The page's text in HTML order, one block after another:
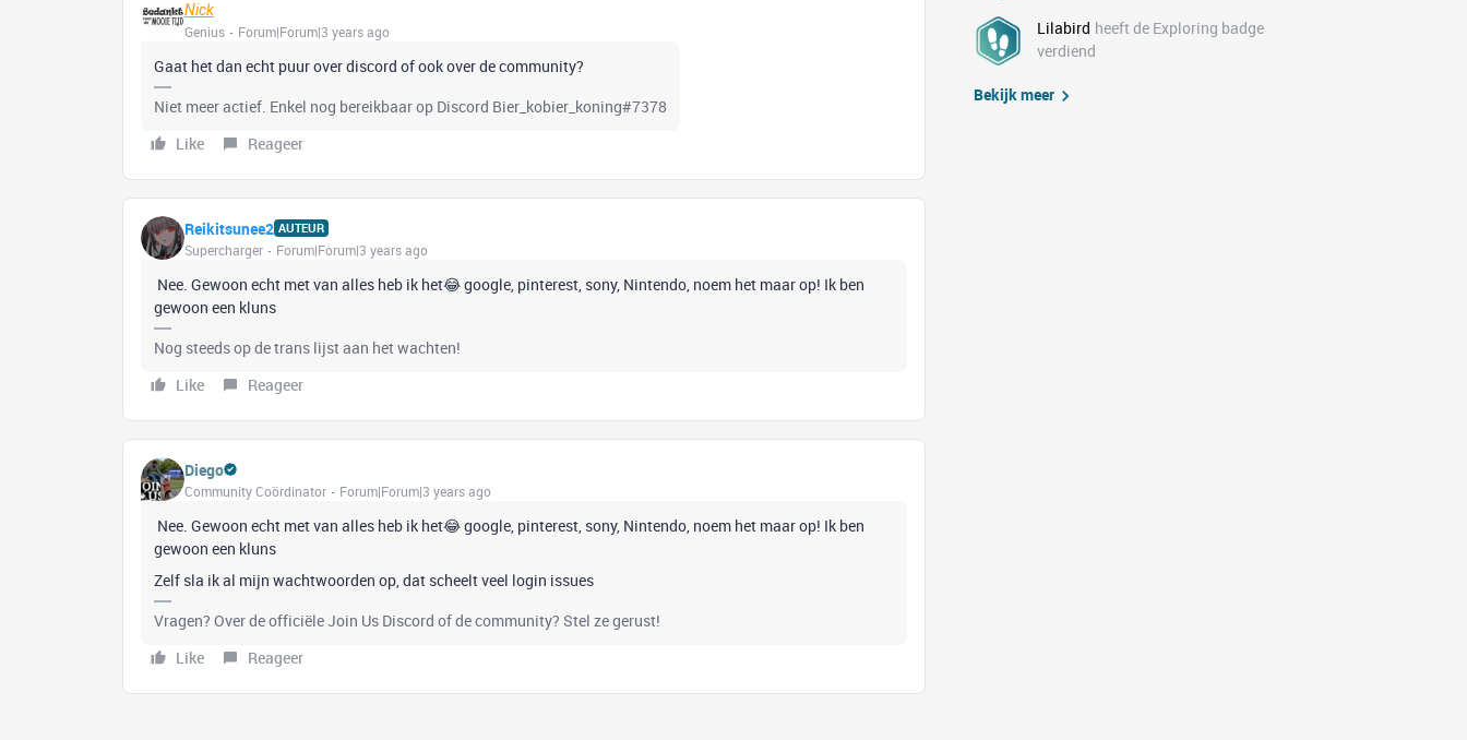
Nick
Genius
Forum|Forum|3 years ago
Gaat het dan echt puur over discord of ook over de community?
Niet meer actief. Enkel nog bereikbaar op Discord Bier_kobier_koning#7378
Like
Reageer
Reikitsunee2 AUTEUR
Supercharger Forum|Forum|3 years ago
Nee. Gewoon echt met van alles heb ik het😂 google, pinterest, sony, Nintendo, noem het maar op! Ik ben
gewoon een kluns
Nog steeds op de trans lijst aan het wachten!
Like
Reageer
Diego
Community Coördinator Forum|Forum|3 years ago
Nee. Gewoon echt met van alles heb ik het😂 google, pinterest, sony, Nintendo, noem het maar op! Ik ben
gewoon een kluns
Zelf sla ik al mijn wachtwoorden op, dat scheelt veel login issues
Vragen? Over de officiële Join Us Discord of de community? Stel ze gerust!
Like
Reageer
Lilabird heeft de Exploring badge
verdiend
Bekijk meer